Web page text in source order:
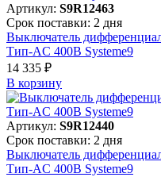
Артикул: S9R12463
Срок поставки: 2 дня
Выключатель
Тип-AC 400В Systeme9
14 335 ₽
В корзинy
Артикул: S9R12440
Срок поставки: 2 дня
Выключатель
Тип-AC 400В Systeme9